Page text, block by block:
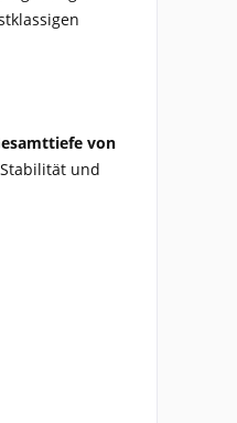
von
und